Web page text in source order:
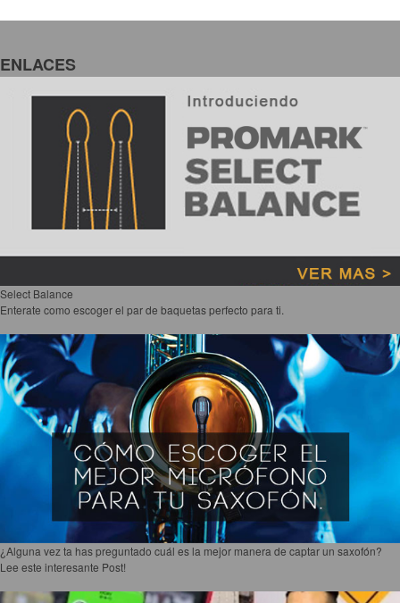
ENLACES
Select Balance
Enterate como escoger el par de baquetas perfecto para ti.
¿Alguna vez ta has preguntado cuál es la mejor manera de captar un saxofón?
Lee este interesante Post!